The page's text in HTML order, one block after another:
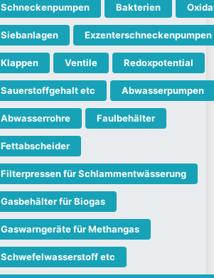
Schneckenpumpen Bakterien
Siebanlagen Exzenterschneckenpumpen
Klappen Ventile Redoxpotential
Sauerstoffgehalt etc Abwasserpumpen
Abwasserrohre Faulbehälter
Fettabscheider
Filterpressen für Schlammentwässerung
Gasbehälter für Biogas
Gaswarngeräte für Methangas
Schwefelwasserstoff etc